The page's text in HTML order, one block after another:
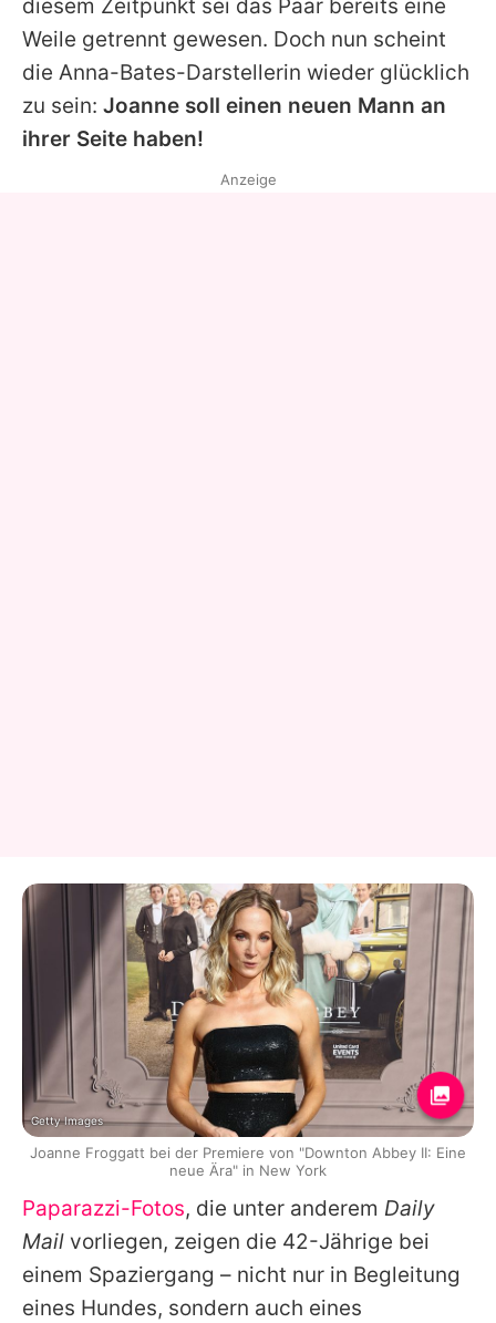
diesem Zeitpunkt sei das Paar bereits eine
Weile getrennt gewesen. Doch nun scheint
die Anna-Bates-Darstellerin wieder glücklich
zu sein: Joanne soll einen neuen Mann an
ihrer Seite haben!
Paparazzi-Fotos, die unter anderem Daily
Mail vorliegen, zeigen die 42-Jährige bei
einem Spaziergang – nicht nur in Begleitung
eines Hundes, sondern auch eines
Anzeige
Getty Images
Joanne Froggatt bei der Premiere von "Downton Abbey II: Eine
neue Ära" in New York